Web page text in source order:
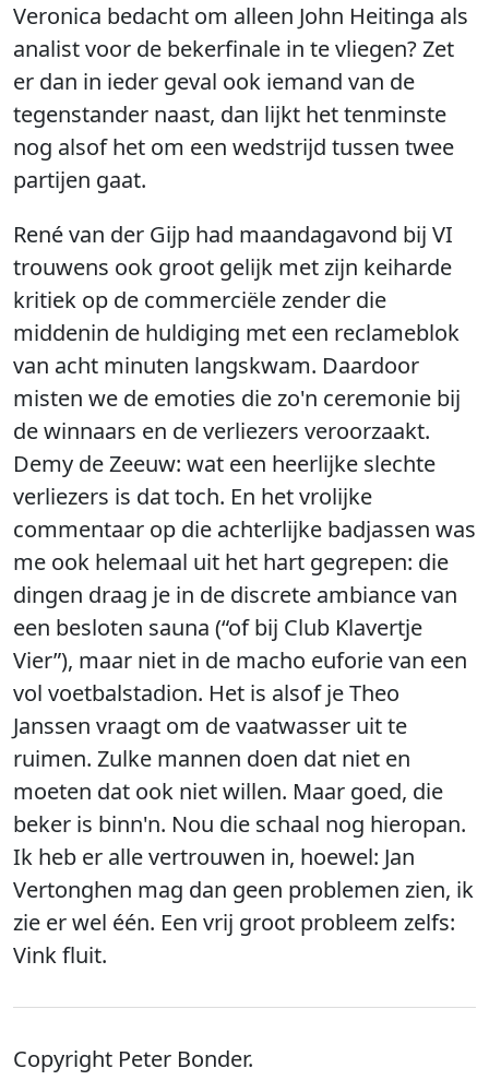
Veronica bedacht om alleen John Heitinga als
analist voor de bekerfinale in te vliegen? Zet
er dan in ieder geval ook iemand van de
tegenstander naast, dan lijkt het tenminste
nog alsof het om een wedstrijd tussen twee
partijen gaat.
René van der Gijp had maandagavond bij VI
trouwens ook groot gelijk met zijn keiharde
kritiek op de commerciële zender die
middenin de huldiging met een reclameblok
van acht minuten langskwam. Daardoor
misten we de emoties die zo'n ceremonie bij
de winnaars en de verliezers veroorzaakt.
Demy de Zeeuw: wat een heerlijke slechte
verliezers is dat toch. En het vrolijke
commentaar op die achterlijke badjassen was
me ook helemaal uit het hart gegrepen: die
dingen draag je in de discrete ambiance van
een besloten sauna (“of bij Club Klavertje
Vier”), maar niet in de macho euforie van een
vol voetbalstadion. Het is alsof je Theo
Janssen vraagt om de vaatwasser uit te
ruimen. Zulke mannen doen dat niet en
moeten dat ook niet willen. Maar goed, die
beker is binn'n. Nou die schaal nog hieropan.
Ik heb er alle vertrouwen in, hoewel: Jan
Vertonghen mag dan geen problemen zien, ik
zie er wel één. Een vrij groot probleem zelfs:
Vink fluit.
Copyright Peter Bonder.